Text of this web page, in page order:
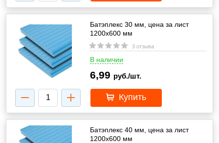
Батэплекс 30 мм, цена за лист
1200х600 мм
3 отзыва
В наличии
6,99 руб./шт.
Купить
Батэплекс 40 мм, цена за лист
1200х600 мм